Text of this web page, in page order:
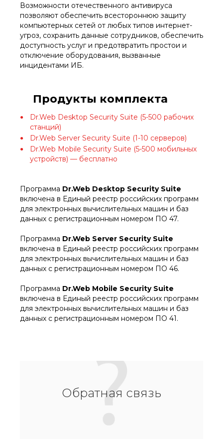
Возможности отечественного антивируса
позволяют обеспечить всестороннюю защиту
компьютерных сетей от любых типов интернет-
угроз, сохранить данные сотрудников, обеспечить
доступность услуг и предотвратить простои и
отключение оборудования, вызванные
инцидентами ИБ.
Продукты комплекта
Dr.Web Desktop Security Suite (5-500 рабочих
станций)
Dr.Web Server Security Suite (1-10 серверов)
Dr.Web Mobile Security Suite (5-500 мобильных
устройств) — бесплатно
Программа Dr.Web Desktop Security Suite
включена в Единый реестр российских программ
для электронных вычислительных машин и баз
данных с регистрационным номером ПО 47.
Программа Dr.Web Server Security Suite
включена в Единый реестр российских программ
для электронных вычислительных машин и баз
данных с регистрационным номером ПО 46.
Программа Dr.Web Mobile Security Suite
включена в Единый реестр российских программ
для электронных вычислительных машин и баз
данных с регистрационным номером ПО 41.
Обратная связь